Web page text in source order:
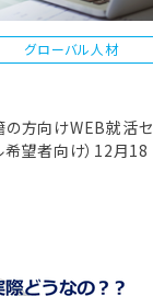
グローバル人材
の方向けWEB就活セ
希望者向け）12月18